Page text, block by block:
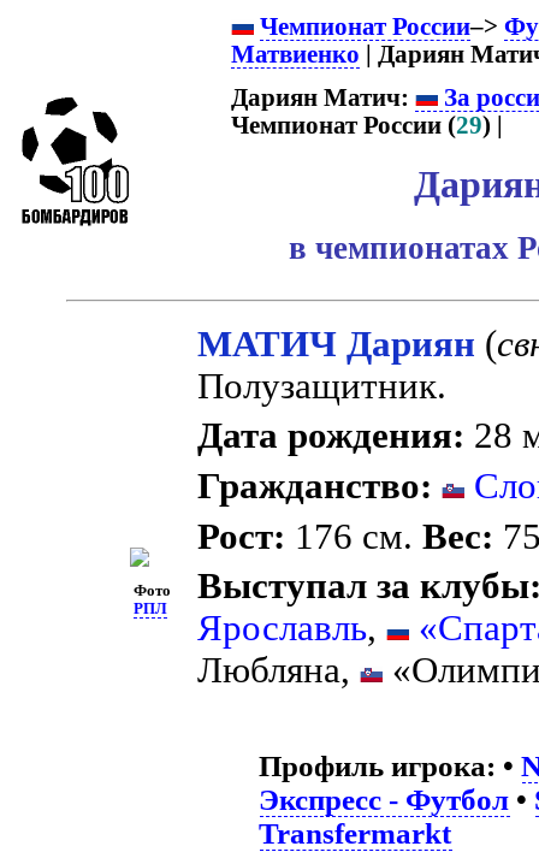
Чемпионат России–>
Матвиенко | Дариян
Дариян Матич:
За
Чемпионат России (29) |
в чемпионатах
Фото
РПЛ
МАТИЧ Дариян (
Полузащитник.
Дата рождения: 28
Гражданство:
Рост: 176 см.Вес:
Выступал за
Ярославль,
Любляна,
Профиль игрока: •
Экспресс - Футбол •
Transfermarkt